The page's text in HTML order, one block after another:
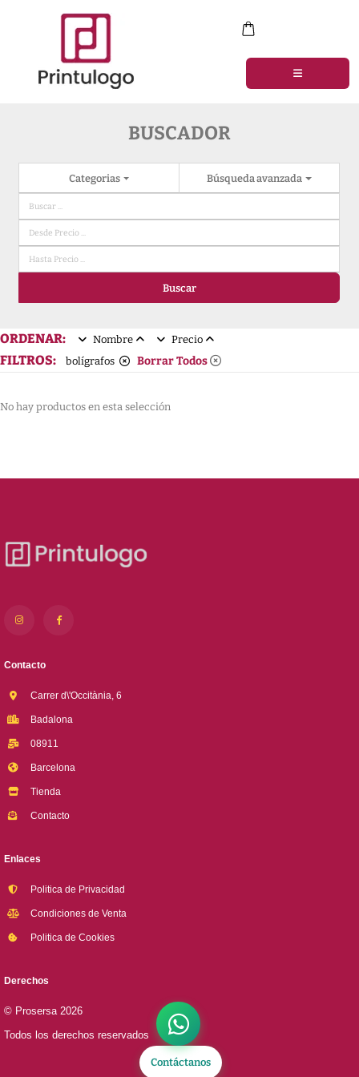
BUSCADOR
Categorias Búsqueda avanzada
Buscar
ORDENAR: Nombre Precio
FILTROS: bolígrafos Borrar Todos
No hay productos en esta selección
Contáctanos
Contacto
Carrer d\'Occitània, 6
Badalona
08911
Barcelona
Tienda
Contacto
Enlaces
Politica de Privacidad
Condiciones de Venta
Politica de Cookies
Derechos
© Prosersa 2026
Todos los derechos reservados